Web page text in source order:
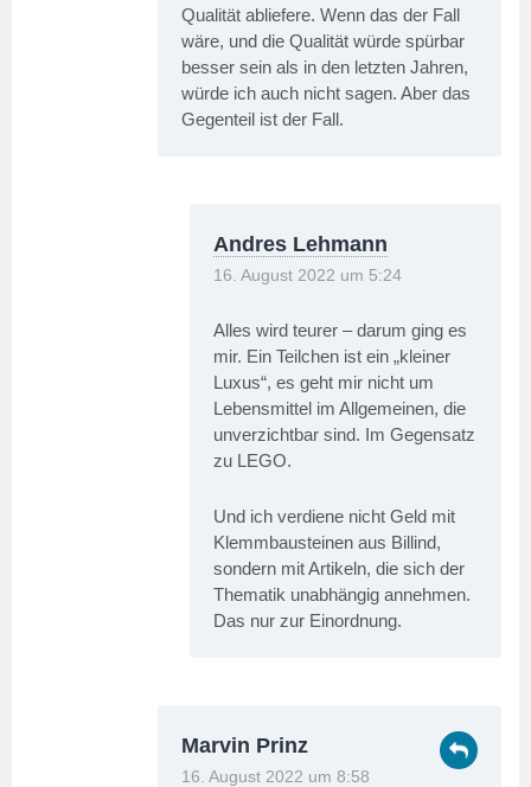
Qualität abliefere. Wenn das der Fall
wäre, und die Qualität würde spürbar
besser sein als in den letzten Jahren,
würde ich auch nicht sagen. Aber das
Gegenteil ist der Fall.
Andres Lehmann
16. August 2022 um 5:24
Alles wird teurer – darum ging es
mir. Ein Teilchen ist ein „kleiner
Luxus“, es geht mir nicht um
Lebensmittel im Allgemeinen, die
unverzichtbar sind. Im Gegensatz
zu LEGO.
Und ich verdiene nicht Geld mit
Klemmbausteinen aus Billind,
sondern mit Artikeln, die sich der
Thematik unabhängig annehmen.
Das nur zur Einordnung.
Marvin Prinz
16. August 2022 um 8:58